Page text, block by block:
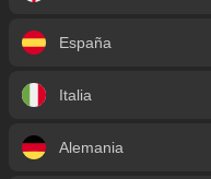
España
Italia
Alemania